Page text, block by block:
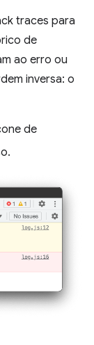
traces para
de
ao erro ou
inversa: o
de